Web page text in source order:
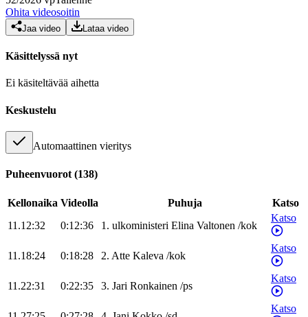
Ohita videosoitin
Jaa video Lataa video
Käsittelyssä nyt
Ei käsiteltävää aihetta
Keskustelu
Automaattinen vieritys
Puheenvuorot (138)
Kellonaika Videolla Puhuja
Katso
11.12:32
0:12:36 1. ulkoministeri Elina Valtonen /kok
Katso
11.18:24 0:18:28 2. Atte Kaleva /kok
Katso
11.22:31 0:22:35 3. Jari Ronkainen /ps
Katso
Katso